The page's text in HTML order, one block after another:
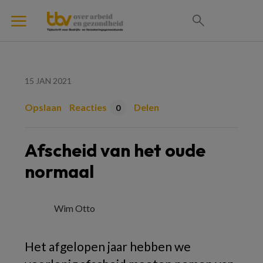
15 JAN 2021
Opslaan Reacties 0 Delen
Afscheid van het oude
normaal
Wim Otto
Het afgelopen jaar hebben we